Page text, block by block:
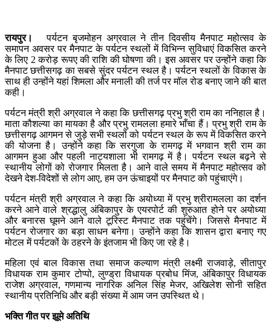
रायपुर।
पर्यटन बृजमोहन अग्रवाल ने तीन दिवसीय मैनपाट महोत्सव के
समापन अवसर पर मैनपाट के पर्यटन स्थलों में विभिन्न सुविधाएं विकसित करने
के लिए 2 करोड़ रूपए की राशि की घोषणा की। इस अवसर पर उन्होंने कहा कि
मैनपाट छत्तीसगढ़ का सबसे सुंदर पर्यटन स्थल है। पर्यटन स्थलों के विकास के
साथ ही उन्होंने यहां शिमला और मनाली की तर्ज पर मॉल रोड बनाए जाने की बात
कही।
पर्यटन मंत्री श्री अग्रवाल ने कहा कि छत्तीसगढ़ प्रभु श्री राम का ननिहाल है।
माता कौशल्या का मायका है और प्रभु रामलला हमारे भाँचा हैं। प्रभु श्री राम के
छत्तीसगढ़ आगमन से जुड़े सभी स्थलों को पर्यटन स्थल के रूप में विकसित करने
की योजना है। उन्होंने कहा कि सरगुजा के रामगढ़ में भगवान श्री राम का
आगमन हुआ और पहली नाट्यशाला भी रामगढ़ में है। पर्यटन स्थल बढ़ने से
स्थानीय लोगों को रोजगार मिलता है। आने वाले समय में मैनपाट महोत्सव को
देखने देश-विदेशों से लोग आए, हम उन ऊंचाइयों पर मैनपाट को पहुंचाएंगे।
पर्यटन मंत्री श्री अग्रवाल ने कहा कि अयोध्या में प्रभु श्रीरामलला का दर्शन
करने आने वाले श्रद्धालु अंबिकापुर के एयरपोर्ट की शुरुआत होने पर अयोध्या
और बनारस घूमने आने वाले टूरिस्ट मैनपाट तक पहुंचेंगे। जिससे मैनपाट में
पर्यटन रोजगार का बड़ा साधन बनेगा। उन्होंने कहा कि शासन द्वारा बनाए गए
मोटल में पर्यटकों के ठहरने के इंतजाम भी किए जा रहे है।
महिला एवं बाल विकास तथा समाज कल्याण मंत्री लक्ष्मी राजवाड़े, सीतापुर
विधायक राम कुमार टोप्पो, लुण्ड्रा विधायक प्रबोध मिंज, अंबिकापुर विधायक
राजेश अग्रवाल, गणमान्य नागरिक अनिल सिंह मेजर, अखिलेश सोनी सहित
स्थानीय प्रतिनिधि और बड़ी संख्या में आम जन उपस्थित थे।
भक्ति गीत पर झूमे अतिथि